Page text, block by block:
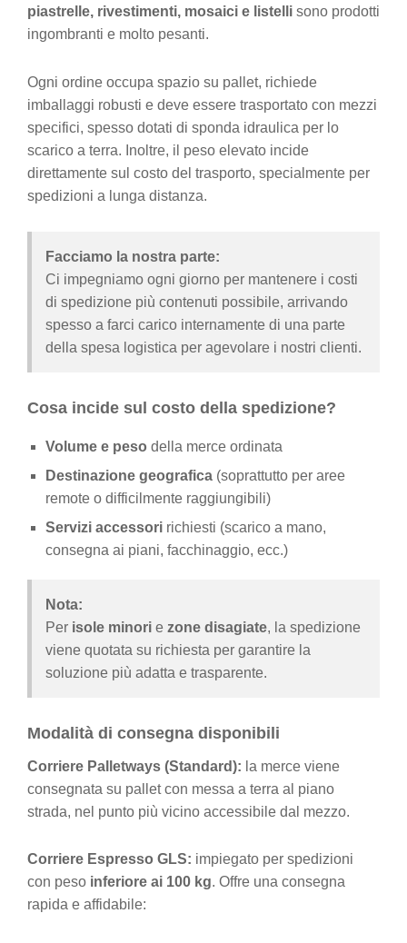
piastrelle, rivestimenti, mosaici e listelli sono prodotti
ingombranti e molto pesanti.
Ogni ordine occupa spazio su pallet, richiede
imballaggi robusti e deve essere trasportato con mezzi
specifici, spesso dotati di sponda idraulica per lo
scarico a terra. Inoltre, il peso elevato incide
direttamente sul costo del trasporto, specialmente per
spedizioni a lunga distanza.
Facciamo la nostra parte:
Ci impegniamo ogni giorno per mantenere i costi
di spedizione più contenuti possibile, arrivando
spesso a farci carico internamente di una parte
della spesa logistica per agevolare i nostri clienti.
Cosa incide sul costo della spedizione?
Volume e peso della merce ordinata
Destinazione geografica (soprattutto per aree
remote o difficilmente raggiungibili)
Servizi accessori richiesti (scarico a mano,
consegna ai piani, facchinaggio, ecc.)
Nota:
Per isole minori e zone disagiate, la spedizione
viene quotata su richiesta per garantire la
soluzione più adatta e trasparente.
Modalità di consegna disponibili
Corriere Palletways (Standard): la merce viene
consegnata su pallet con messa a terra al piano
strada, nel punto più vicino accessibile dal mezzo.
Corriere Espresso GLS: impiegato per spedizioni
con peso inferiore ai 100 kg. Offre una consegna
rapida e affidabile: